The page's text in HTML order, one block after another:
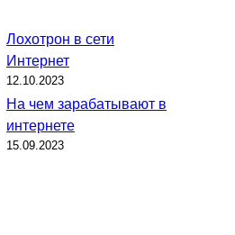
Лохотрон в сети
Интернет
12.10.2023
На чем зарабатывают в
интернете
15.09.2023